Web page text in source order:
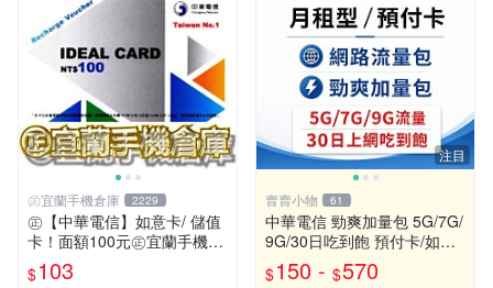
㊣宜蘭手機倉庫 2229
㊣【中華電信】如意卡/ 儲值
卡！面額100元㊣宜蘭手機倉
庫
$103
注目
賣賣小物 61
中華電信 勁爽加量包 5G/7G/
9G/30日吃到飽 預付卡/如意
卡/網路流量包/儲值卡
$150 - $570